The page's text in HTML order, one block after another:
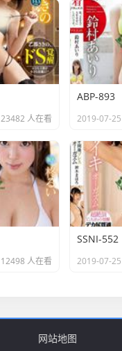
23482 人在看
ABP-893
2019-07-25
12498 人在看
SSNI-552
2019-07-25
网站地图